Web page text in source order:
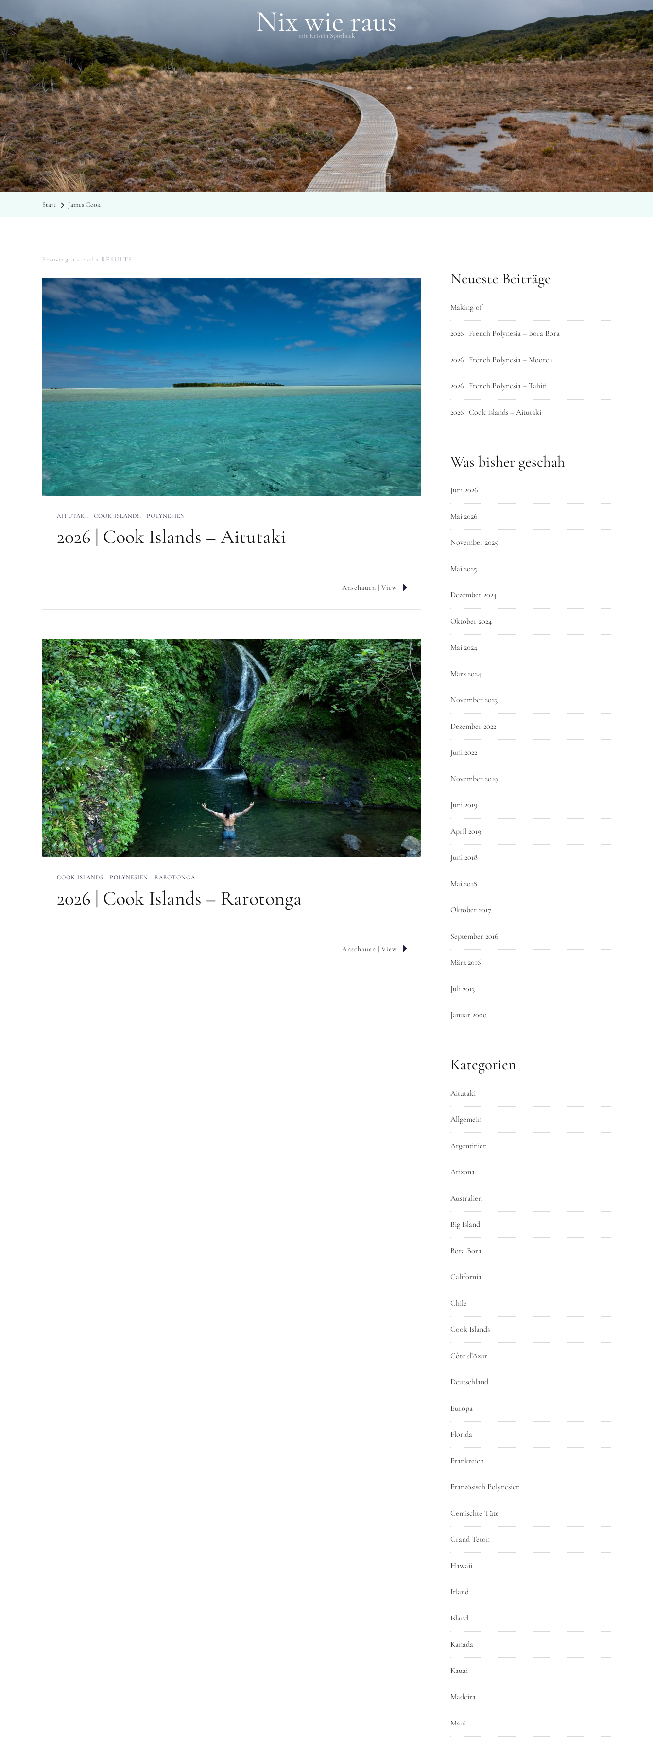
Nix wie raus
mit Kristin Sporbeck
SCHLAGWÖRTER
James Cook
Start James Cook
Showing: 1 - 2 of 2 RESULTS
AITUTAKI COOK ISLANDS POLYNESIEN
2026 | Cook Islands – Aitutaki
Anschauen | View
COOK ISLANDS POLYNESIEN RAROTONGA
2026 | Cook Islands – Rarotonga
Anschauen | View
Neueste Beiträge
Making-of
2026 | French Polynesia – Bora Bora
2026 | French Polynesia – Moorea
2026 | French Polynesia – Tahiti
2026 | Cook Islands – Aitutaki
Was bisher geschah
Juni 2026
Mai 2026
November 2025
Mai 2025
Dezember 2024
Oktober 2024
Mai 2024
März 2024
November 2023
Dezember 2022
Juni 2022
November 2019
Juni 2019
April 2019
Juni 2018
Mai 2018
Oktober 2017
September 2016
März 2016
Juli 2013
Januar 2000
Kategorien
Aitutaki
Allgemein
Argentinien
Arizona
Australien
Big Island
Bora Bora
California
Chile
Cook Islands
Côte d’Azur
Deutschland
Europa
Florida
Frankreich
Französisch Polynesien
Gemischte Tüte
Grand Teton
Hawaii
Irland
Island
Kanada
Kauai
Madeira
Maui